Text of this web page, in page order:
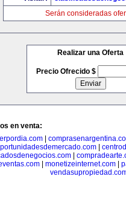
Serán consideradas
Realizar una Oferta
Precio Ofrecido $
en venta:
|
| monetizeinternet.com|